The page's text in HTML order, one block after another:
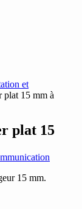
et
plat 15 mm à
plat 15
15 mm.